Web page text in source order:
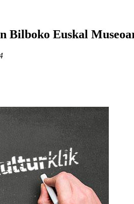
Bilboko Euskal